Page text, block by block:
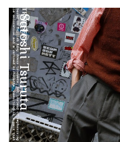
Satoshi Tsuruta